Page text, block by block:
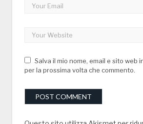
Salva il mio nome, email e sito web
per la prossima volta che commento.